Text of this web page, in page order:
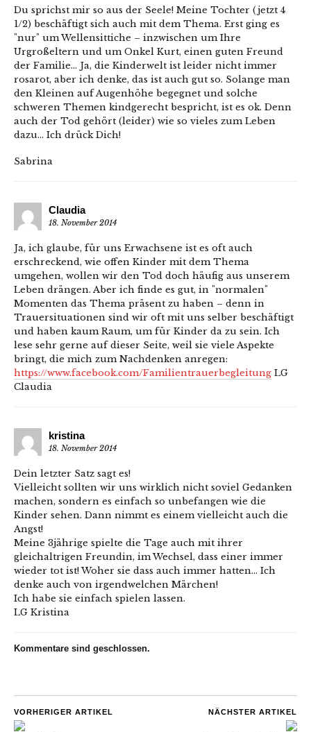
Du sprichst mir so aus der Seele! Meine Tochter (jetzt 4
1/2) beschäftigt sich auch mit dem Thema. Erst ging es
"nur" um Wellensittiche – inzwischen um Ihre
Urgroßeltern und um Onkel Kurt, einen guten Freund
der Familie… Ja, die Kinderwelt ist leider nicht immer
rosarot, aber ich denke, das ist auch gut so. Solange man
den Kleinen auf Augenhöhe begegnet und solche
schweren Themen kindgerecht bespricht, ist es ok. Denn
auch der Tod gehört (leider) wie so vieles zum Leben
dazu… Ich drück Dich!
Sabrina
Claudia
18. November 2014
Ja, ich glaube, für uns Erwachsene ist es oft auch
erschreckend, wie offen Kinder mit dem Thema
umgehen, wollen wir den Tod doch häufig aus unserem
Leben drängen. Aber ich finde es gut, in "normalen"
Momenten das Thema präsent zu haben – denn in
Trauersituationen sind wir oft mit uns selber beschäftigt
und haben kaum Raum, um für Kinder da zu sein. Ich
lese sehr gerne auf dieser Seite, weil sie viele Aspekte
bringt, die mich zum Nachdenken anregen:
https://www.facebook.com/Familientrauerbegleitung LG
Claudia
kristina
18. November 2014
Dein letzter Satz sagt es!
Vielleicht sollten wir uns wirklich nicht soviel Gedanken
machen, sondern es einfach so unbefangen wie die
Kinder sehen. Dann nimmt es einem vielleicht auch die
Angst!
Meine 3jährige spielte die Tage auch mit ihrer
gleichaltrigen Freundin, im Wechsel, dass einer immer
wieder tot ist! Woher sie dass auch immer hatten… Ich
denke auch von irgendwelchen Märchen!
Ich habe sie einfach spielen lassen.
LG Kristina
Kommentare sind geschlossen.
VORHERIGER ARTIKEL NÄCHSTER ARTIKEL